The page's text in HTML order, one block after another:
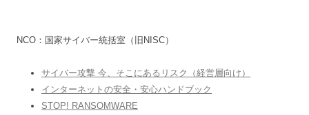
NCO：国家サイバー統括室（旧NISC）
サイバー攻撃 今、そこにあるリスク（経営層向け）
インターネットの安全・安心ハンドブック
STOP! RANSOMWARE